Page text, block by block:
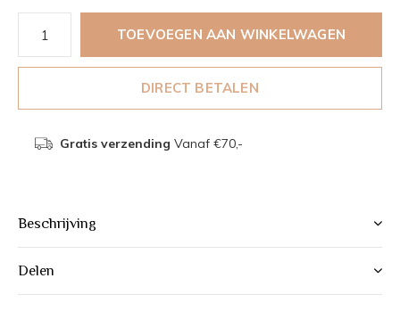
TOEVOEGEN AAN WINKELWAGEN
DIRECT BETALEN
Gratis verzending Vanaf €70,-
Beschrijving
Delen